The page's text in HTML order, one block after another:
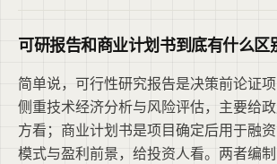
可研报告和商业计划书到底有什么区
简单说，可行性研究报告是决策前论证项
侧重技术经济分析与风险评估，主要给
方看；商业计划书是项目确定后用于融
模式与盈利前景，给投资人看。两者编